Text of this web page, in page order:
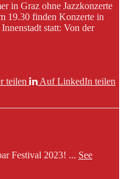
in Graz ohne Jazzkonzerte
19.30 finden Konzerte in
statt: Von der
teilen
Auf LinkedIn teilen
Festival 2023! ... See